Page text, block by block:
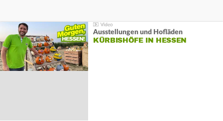
Ausstellungen und Hofläden
KÜRBISHÖFE IN HESSEN